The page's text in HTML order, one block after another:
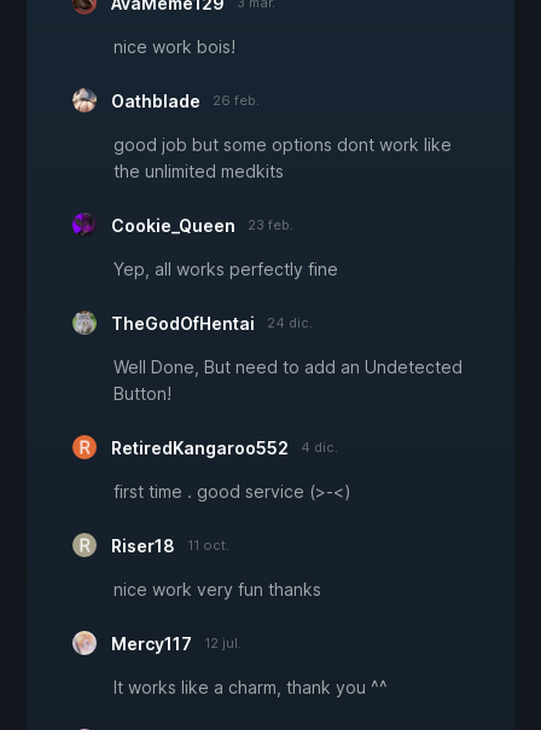
nice work bois!
Oathblade 26 feb.
good job but some options dont work like
the unlimited medkits
Cookie_Queen 23 feb.
Yep, all works perfectly fine
TheGodOfHentai 24 dic.
Well Done, But need to add an Undetected
Button!
RetiredKangaroo552 4 dic.
first time . good service (>-<)
Riser18 11 oct.
nice work very fun thanks
Mercy117 12 jul.
It works like a charm, thank you ^^